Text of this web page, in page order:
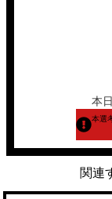
本
本選
関連